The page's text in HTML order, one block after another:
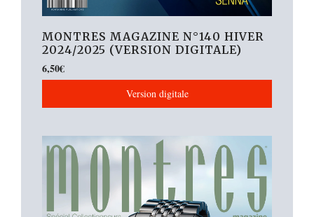
MONTRES MAGAZINE N°140 HIVER
2024/2025 (VERSION DIGITALE)
6,50€